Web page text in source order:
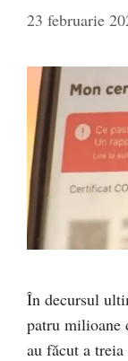
23 februarie
În decursul
patru milioane
au făcut a